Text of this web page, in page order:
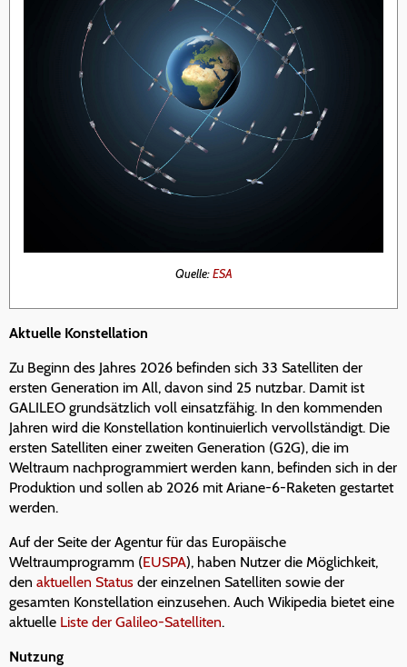
Quelle:ESA
Aktuelle Konstellation
Zu Beginn des Jahres 2026 befinden sich 33 Satelliten der
ersten Generation im All, davon sind 25 nutzbar. Damit ist
GALILEO grundsätzlich voll einsatzfähig. In den kommenden
Jahren wird die Konstellation kontinuierlich vervollständigt. Die
ersten Satelliten einer zweiten Generation (G2G), die im
Weltraum nachprogrammiert werden kann, befinden sich in der
Produktion und sollen ab 2026 mit Ariane-6-Raketen gestartet
werden.
Auf der Seite der Agentur für das Europäische
Weltraumprogramm (EUSPA), haben Nutzer die Möglichkeit,
den aktuellen Status der einzelnen Satelliten sowie der
gesamten Konstellation einzusehen. Auch Wikipedia bietet eine
aktuelle Liste der Galileo-Satelliten.
Nutzung